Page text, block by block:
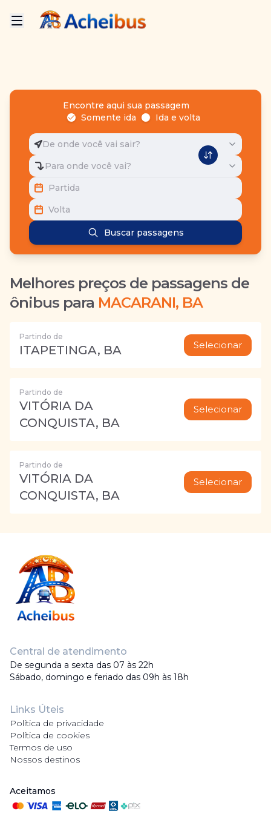
Encontre aqui sua passagem
Somente ida
Ida e volta
De onde você vai sair?
Para onde você vai?
Partida
Volta
Buscar passagens
Melhores preços de passagens de
ônibus para MACARANI, BA
Partindo de
ITAPETINGA, BA Selecionar
Partindo de
VITÓRIA DA
CONQUISTA, BA
Selecionar
Partindo de
VITÓRIA DA
CONQUISTA, BA
Selecionar
Central de atendimento
De segunda a sexta das 07 às 22h
Sábado, domingo e feriado das 09h às 18h
Links Úteis
Política de privacidade
Política de cookies
Termos de uso
Nossos destinos
Aceitamos